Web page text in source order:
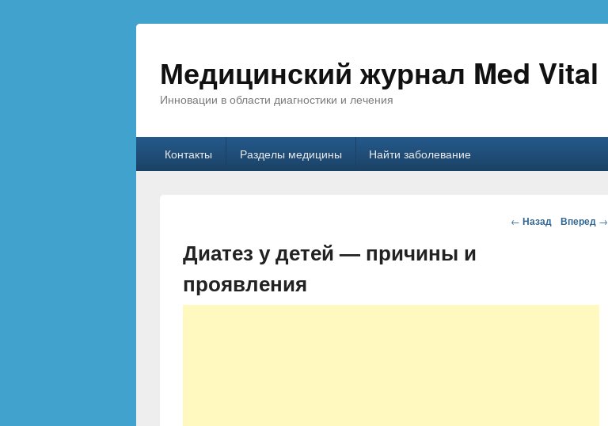
Медицинский журнал Med Vital
Инновации в области диагностики и лечения
Контакты Разделы медицины Найти заболевание
Навигация по
← Назад Вперед →
Диатез у детей — причины и
проявления